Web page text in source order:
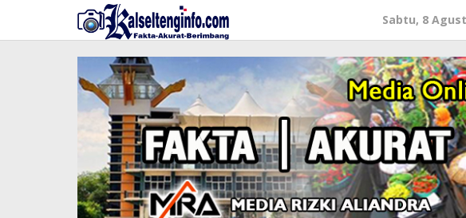
konten
Sabtu, 8